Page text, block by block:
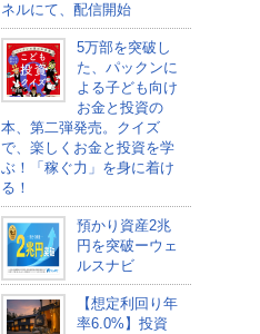
ネルにて、配信開始
5万部を突破し
た、パックンに
よる子ども向け
お金と投資の
本、第二弾発売。クイズ
で、楽しくお金と投資を学
ぶ！「稼ぐ力」を身に着け
る！
預かり資産2兆
円を突破ーウェ
ルスナビ
【想定利回り年
率6.0%】投資